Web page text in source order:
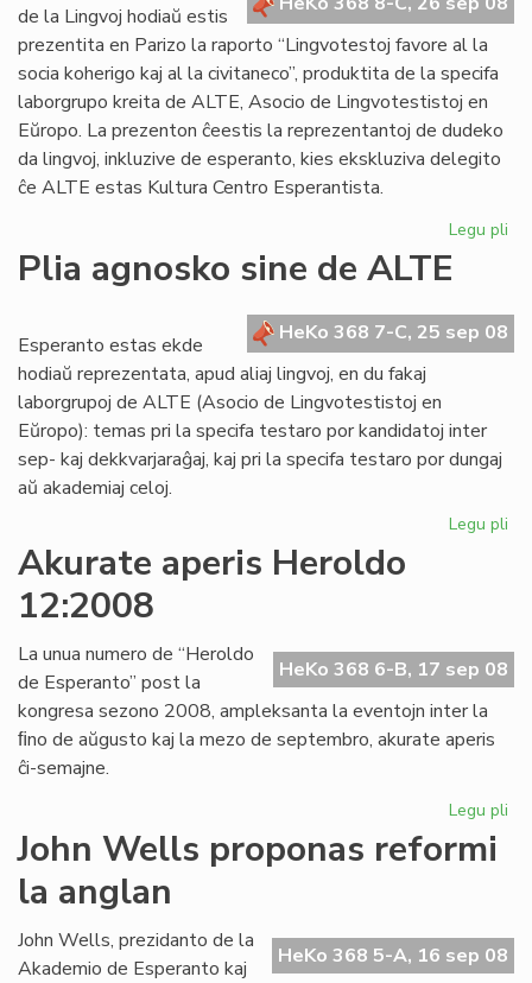
de la Lingvoj hodiaŭ estis
prezentita en Parizo la raporto “Lingvotestoj favore al la
socia koherigo kaj al la civitaneco”, produktita de la specifa
laborgrupo kreita de ALTE, Asocio de Lingvotestistoj en
Eŭropo. La prezenton ĉeestis la reprezentantoj de dudeko
da lingvoj, inkluzive de esperanto, kies ekskluziva delegito
ĉe ALTE estas Kultura Centro Esperantista.
Legu pli
Plia agnosko sine de ALTE
HeKo 368 7-C, 25 sep 08
Esperanto estas ekde
hodiaŭ reprezentata, apud aliaj lingvoj, en du fakaj
laborgrupoj de ALTE (Asocio de Lingvotestistoj en
Eŭropo): temas pri la specifa testaro por kandidatoj inter
sep- kaj dekkvarjaraĝaj, kaj pri la specifa testaro por dungaj
aŭ akademiaj celoj.
Legu pli
Akurate aperis Heroldo
12:2008
HeKo 368 6-B, 17 sep 08
La unua numero de “Heroldo
de Esperanto” post la
kongresa sezono 2008, ampleksanta la eventojn inter la
ﬁno de aŭgusto kaj la mezo de septembro, akurate aperis
ĉi-semajne.
Legu pli
John Wells proponas reformi
la anglan
HeKo 368 5-A, 16 sep 08
John Wells, prezidanto de la
Akademio de Esperanto kaj